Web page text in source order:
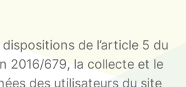
de l’article 5 du
2016/679, la collecte et le
des utilisateurs du site